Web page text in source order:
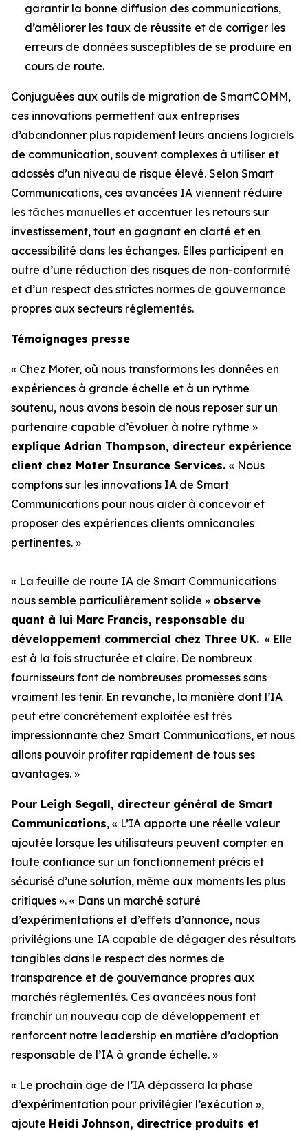
garantir la bonne diffusion des communications,
d’améliorer les taux de réussite et de corriger les
erreurs de données susceptibles de se produire en
cours de route.
Conjuguées aux outils de migration de SmartCOMM,
ces innovations permettent aux entreprises
d’abandonner plus rapidement leurs anciens logiciels
de communication, souvent complexes à utiliser et
adossés d’un niveau de risque élevé. Selon Smart
Communications, ces avancées IA viennent réduire
les tâches manuelles et accentuer les retours sur
investissement, tout en gagnant en clarté et en
accessibilité dans les échanges. Elles participent en
outre d’une réduction des risques de non-conformité
et d’un respect des strictes normes de gouvernance
propres aux secteurs réglementés.
Témoignages presse
« Chez Moter, où nous transformons les données en
expériences à grande échelle et à un rythme
soutenu, nous avons besoin de nous reposer sur un
partenaire capable d’évoluer à notre rythme »
explique Adrian Thompson, directeur expérience
client chez Moter Insurance Services. « Nous
comptons sur les innovations IA de Smart
Communications pour nous aider à concevoir et
proposer des expériences clients omnicanales
pertinentes. »
« La feuille de route IA de Smart Communications
nous semble particulièrement solide » observe
quant à lui Marc Francis, responsable du
développement commercial chez Three UK. « Elle
est à la fois structurée et claire. De nombreux
fournisseurs font de nombreuses promesses sans
vraiment les tenir. En revanche, la manière dont l’IA
peut être concrètement exploitée est très
impressionnante chez Smart Communications, et nous
allons pouvoir profiter rapidement de tous ses
avantages. »
Pour Leigh Segall, directeur général de Smart
Communications, « L’IA apporte une réelle valeur
ajoutée lorsque les utilisateurs peuvent compter en
toute confiance sur un fonctionnement précis et
sécurisé d’une solution, même aux moments les plus
critiques ». « Dans un marché saturé
d’expérimentations et d’effets d’annonce, nous
privilégions une IA capable de dégager des résultats
tangibles dans le respect des normes de
transparence et de gouvernance propres aux
marchés réglementés. Ces avancées nous font
franchir un nouveau cap de développement et
renforcent notre leadership en matière d’adoption
responsable de l’IA à grande échelle. »
« Le prochain âge de l’IA dépassera la phase
d’expérimentation pour privilégier l’exécution »,
ajoute Heidi Johnson, directrice produits et